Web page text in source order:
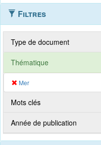
Filtres
Type de document
Thématique
Mer
Mots clés
Année de publication